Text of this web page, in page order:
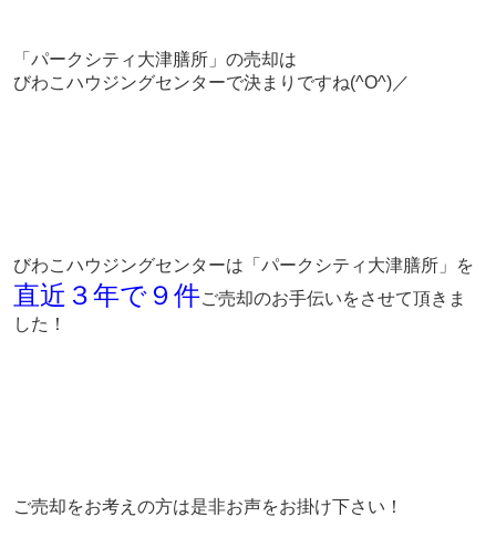
「パークシティ大津膳所」の売却は
びわこハウジングセンターで決まりですね(^O^)／
びわこハウジングセンターは「パークシティ大津膳所」を
直近３年で９件ご売却のお手伝いをさせて頂きま
した！
ご売却をお考えの方は是非お声をお掛け下さい！